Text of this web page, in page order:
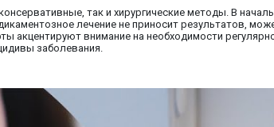
так и хирургические методы. В
лечение не приносит результатов,
акцентируют внимание на необходимости
заболевания.